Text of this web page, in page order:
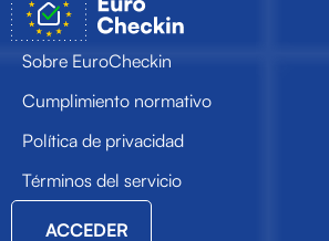
Sobre EuroCheckin
Cumplimiento normativo
Política de privacidad
Términos del servicio
ACCEDER